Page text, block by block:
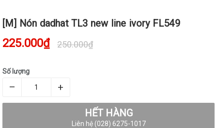
[M] Nón dadhat TL3 new line ivory FL549
225.000₫ 250.000₫
Số lượng
– +
HẾT HÀNG
Liên hệ (028) 6275-1017